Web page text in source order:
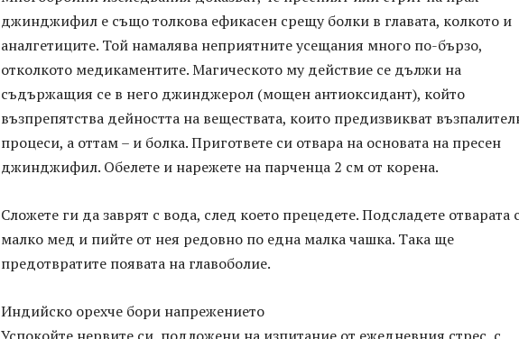
джинджифил е също толкова ефикасен срещу болки в главата, колкото и
аналгетиците. Той намалява неприятните усещания много по-бързо,
отколкото медикаментите. Магическото му действие се дължи на
съдържащия се в него джинджерол (мощен антиоксидант), който
възпрепятства дейността на веществата, които предизвикват
процеси, а оттам – и болка. Пригответе си отвара на основата на пресен
джинджифил. Обелете и нарежете на парченца 2 см от корена.
Сложете ги да заврят с вода, след което прецедете. Подсладете отварата с
малко мед и пийте от нея редовно по една малка чашка. Така ще
предотвратите появата на главоболие.
Индийско орехче бори напрежението